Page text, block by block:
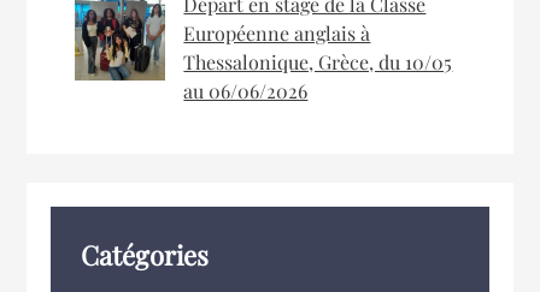
Européenne anglais à
Thessalonique, Grèce, du 10/05
au 06/06/2026
Catégories